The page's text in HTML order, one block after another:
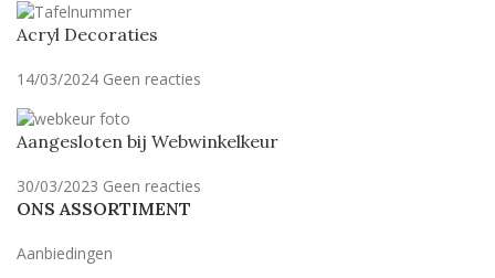
Acryl Decoraties
14/03/2024 Geen reacties
Aangesloten bij Webwinkelkeur
30/03/2023 Geen reacties
ONS ASSORTIMENT
Aanbiedingen